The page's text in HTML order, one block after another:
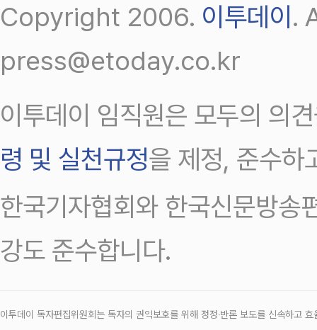
Copyright 2006. 이투데이 .
press@etoday.co.kr
이투데이 임직원은 모두의 의
령 및 실천규정을 제정, 준수하
한국기자협회와 한국신문방송
강도 준수합니다.
이투데이 독자편집위원회는 독자의 권익보호를 위해 정정‧반론 보도를 신속하고